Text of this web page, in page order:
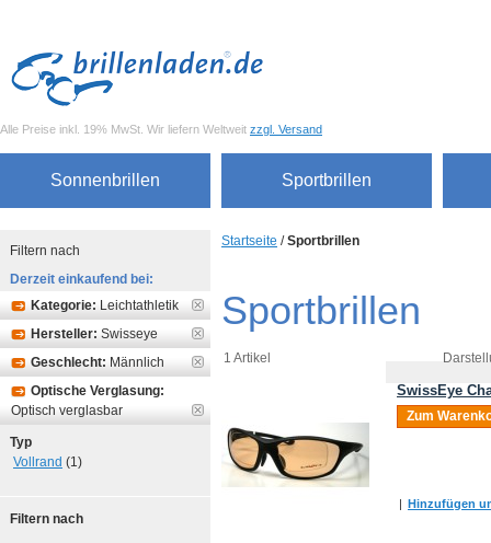
Alle Preise inkl. 19% MwSt. Wir liefern Weltweit zzgl. Versand
Sonnenbrillen Sportbrillen
Startseite /Sportbrillen
Sportbrillen
1 Artikel
SwissEye
Zum
| Hinzufügen
Filtern nach
Derzeit einkaufend bei:
Kategorie: Leichtathletik
Hersteller: Swisseye
Geschlecht: Männlich
Optische Verglasung:
Optisch verglasbar
Typ
Vollrand (1)
Filtern nach